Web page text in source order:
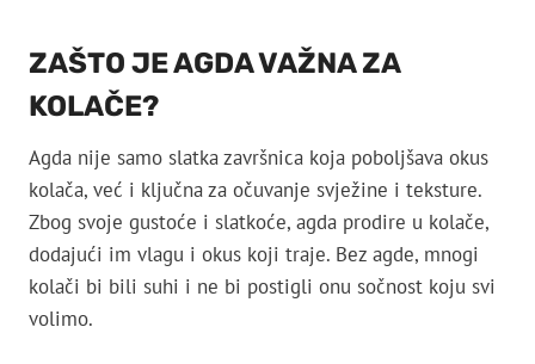
ZAŠTO JE AGDA VAŽNA ZA
KOLAČE?
Agda nije samo slatka završnica koja poboljšava okus
kolača, već i ključna za očuvanje svježine i teksture.
Zbog svoje gustoće i slatkoće, agda prodire u kolače,
dodajući im vlagu i okus koji traje. Bez agde, mnogi
kolači bi bili suhi i ne bi postigli onu sočnost koju svi
volimo.